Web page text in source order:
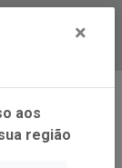
APP
0
×
aos
região